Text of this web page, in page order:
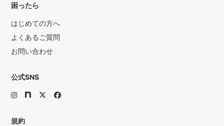
困ったら
はじめての方へ
よくあるご質問
お問い合わせ
公式SNS
規約